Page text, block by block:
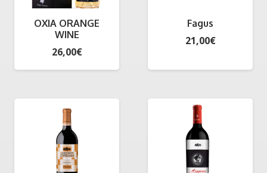
OXIA ORANGE
WINE
26,00€
Fagus
21,00€